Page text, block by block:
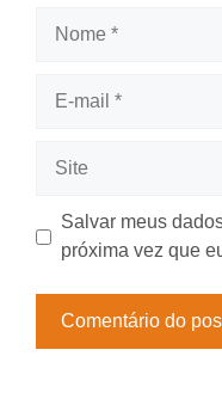
Salvar meus
próxima vez que